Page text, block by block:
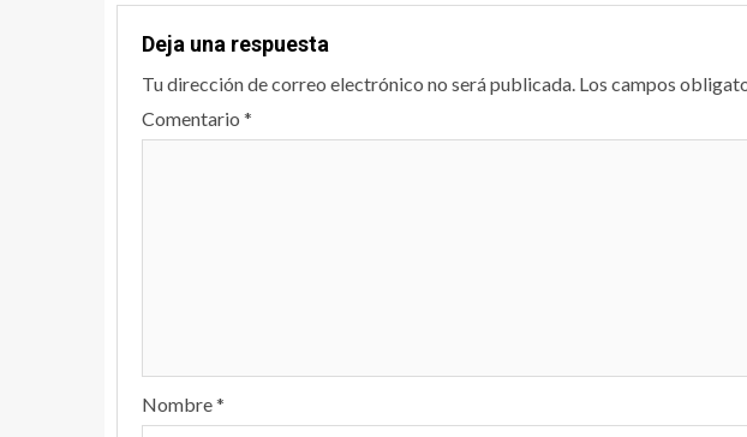
Deja una respuesta
Tu dirección de correo electrónico no será publicada. Los campos
Comentario *
Nombre*